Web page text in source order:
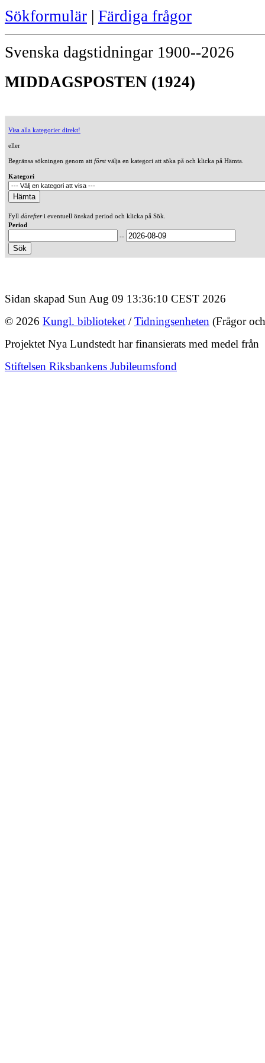
Sökformulär | Färdiga frågor
Svenska dagstidningar 1900--2026
MIDDAGSPOSTEN (1924)
Visa alla kategorier direkt!
eller
Begränsa sökningen genom att förstvälja en kategori att söka på och klicka på Hämta.
Kategori
Fyll därefteri eventuell önskad period och klicka på Sök.
Period
--
Sidan skapad Sun Aug 09 13:36:10 CEST 2026
© 2026 Kungl. biblioteket /Tidningsenheten (Frågor
Projektet Nya Lundstedt har finansierats med medel från
Stiftelsen Riksbankens Jubileumsfond